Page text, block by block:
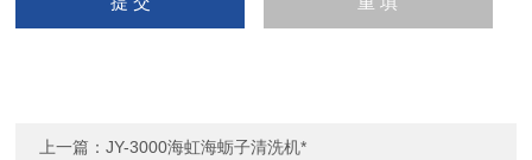
上一篇：JY-3000海虹海蛎子清洗机*